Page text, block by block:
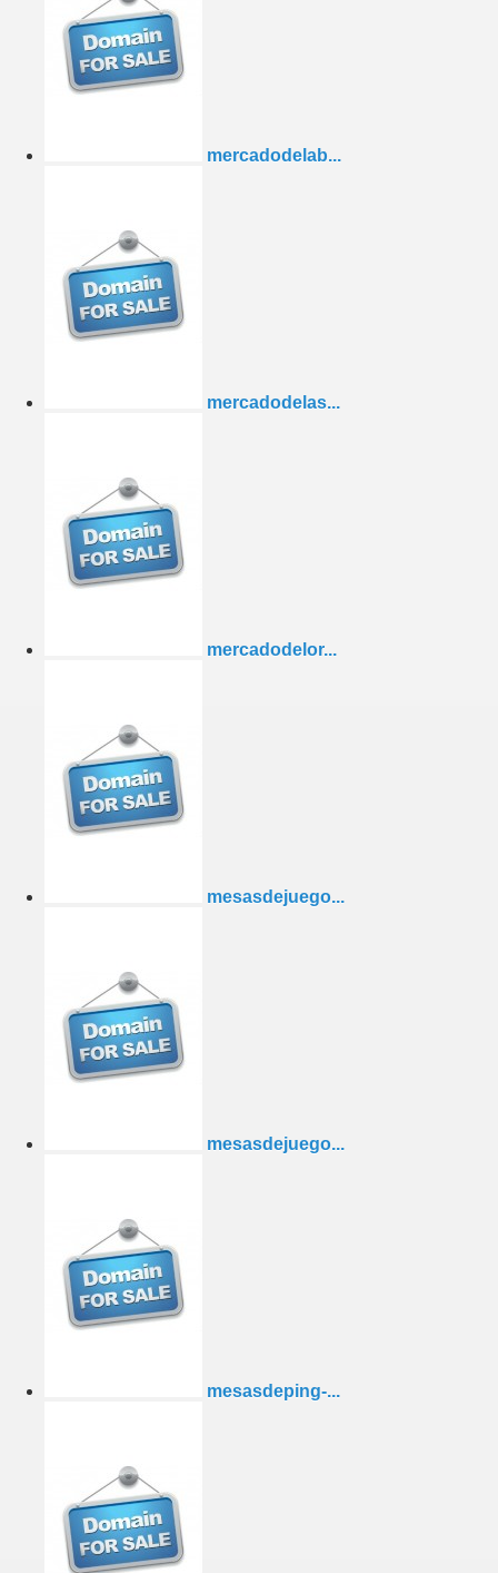
mercadodelab...
mercadodelas...
mercadodelor...
mesasdejuego...
mesasdejuego...
mesasdeping-...